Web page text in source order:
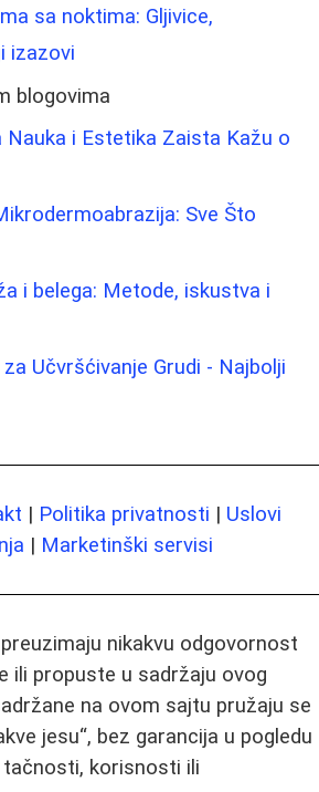
sa noktima: Gljivice,
izazovi
blogovima
Nauka i Estetika Zaista Kažu o
Sve Što
i belega: Metode, iskustva i
Učvršćivanje Grudi - Najbolji
| Politika privatnosti | Uslovi
| Marketinški servisi
nikakvu odgovornost
ili propuste u sadržaju ovog
na ovom sajtu pružaju se
jesu“, bez garancija u pogledu
korisnosti ili